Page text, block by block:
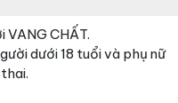
CHẤT.
dưới 18 tuổi và phụ nữ